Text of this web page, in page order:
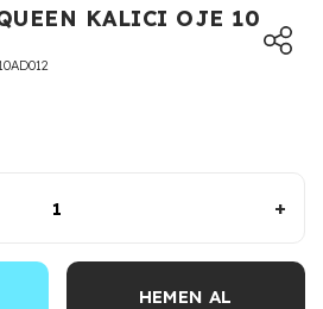
KALICI OJE 10
+
HEMEN AL